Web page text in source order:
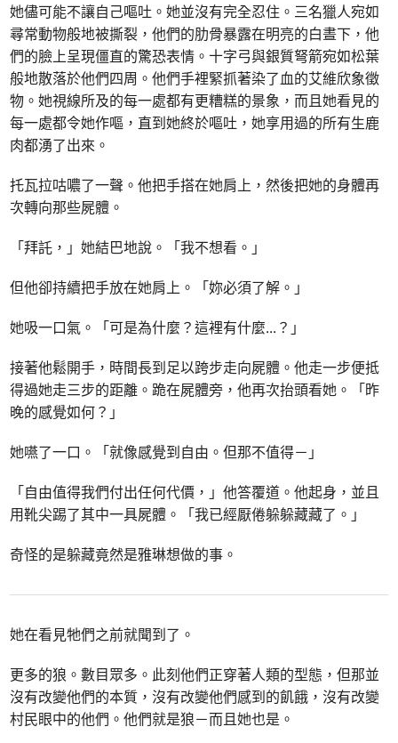
她儘可能不讓自己嘔吐。她並沒有完全忍住。三名獵人宛如
尋常動物般地被撕裂，他們的肋骨暴露在明亮的白晝下，他
們的臉上呈現僵直的驚恐表情。十字弓與銀質弩箭宛如松葉
般地散落於他們四周。他們手裡緊抓著染了血的艾維欣象徵
物。她視線所及的每一處都有更糟糕的景象，而且她看見的
每一處都令她作嘔，直到她終於嘔吐，她享用過的所有生鹿
肉都湧了出來。
托瓦拉咕噥了一聲。他把手搭在她肩上，然後把她的身體再
次轉向那些屍體。
「拜託，」她結巴地說。「我不想看。」
但他卻持續把手放在她肩上。「妳必須了解。」
她吸一口氣。「可是為什麼？這裡有什麼... ？」
接著他鬆開手，時間長到足以跨步走向屍體。他走一步便抵
得過她走三步的距離。跪在屍體旁，他再次抬頭看她。「昨
晚的感覺如何？」
她嚥了一口。「就像感覺到自由。但那不值得－」
「自由值得我們付出任何代價，」他答覆道。他起身，並且
用靴尖踢了其中一具屍體。「我已經厭倦躲躲藏藏了。」
奇怪的是躲藏竟然是雅琳想做的事。
她在看見牠們之前就聞到了。
更多的狼。數目眾多。此刻他們正穿著人類的型態，但那並
沒有改變他們的本質，沒有改變他們感到的飢餓，沒有改變
村民眼中的他們。他們就是狼－而且她也是。